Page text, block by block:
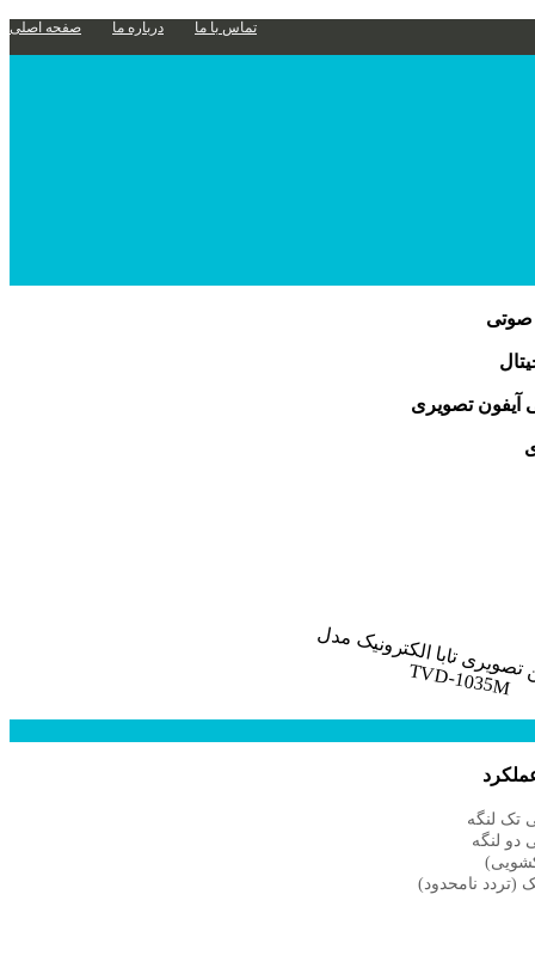
صفحه اصلی درباره ما تماس با ما
صوتی
آیفون تصویری
تک لنگه
دو لنگه
(تردد نامحدود)